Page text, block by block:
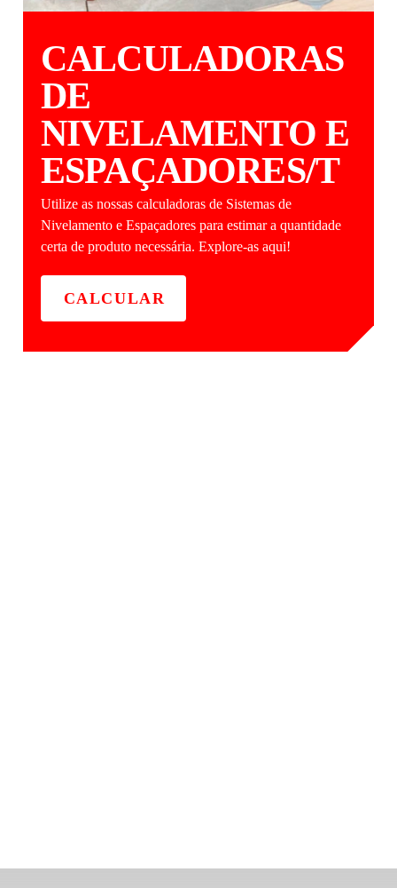
CALCULADORAS
DE
NIVELAMENTO E
ESPAÇADORES/T
Utilize as nossas calculadoras de Sistemas de
Nivelamento e Espaçadores para estimar a quantidade
certa de produto necessária. Explore-as aqui!
CALCULAR